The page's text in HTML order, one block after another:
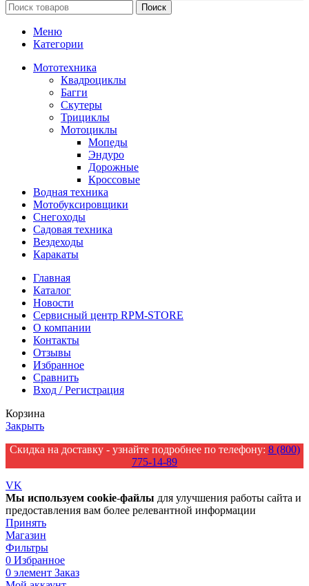
Поиск
Меню
Категории
Мототехника
Квадроциклы
Багги
Скутеры
Трициклы
Мотоциклы
Мопеды
Эндуро
Дорожные
Кроссовые
Водная техника
Мотобуксировщики
Снегоходы
Садовая техника
Вездеходы
Каракаты
Главная
Каталог
Новости
Сервисный центр RPM-STORE
О компании
Контакты
Отзывы
Избранное
Сравнить
Вход / Регистрация
Корзина
Закрыть
Скидка на доставку - узнайте подробнее по телефону: 8 (800)
775-14-89
VK
Мы используем cookie-файлы для улучшения работы сайта и
предоставления вам более релевантной информации
Принять
Магазин
Фильтры
0 Избранное
0 элемент Заказ